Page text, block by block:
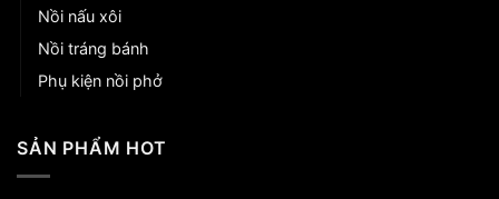
Nồi nấu xôi
Nồi tráng bánh
Phụ kiện nồi phở
SẢN PHẨM HOT